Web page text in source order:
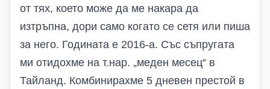
от тях, което може да ме накара да
изтръпна, дори само когато се сетя или пиша
за него. Годината е 2016-а. Със съпругата
ми отидохме на т.нар. „меден месец“ в
Тайланд. Комбинирахме 5 дневен престой в